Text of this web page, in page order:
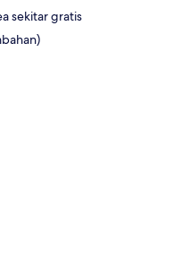
sekitar gratis